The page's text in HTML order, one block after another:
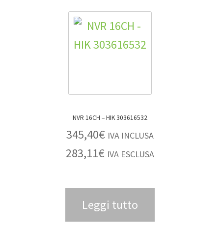
NVR 16CH – HIK 303616532
345,40€ IVA INCLUSA
283,11€ IVA ESCLUSA
Leggi tutto